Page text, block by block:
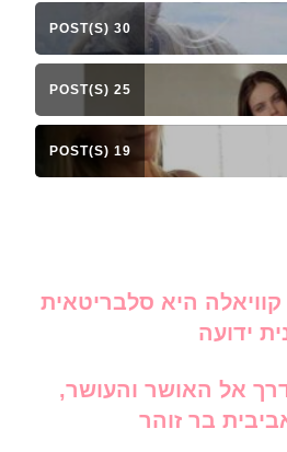
30 POST(S)
25 POST(S)
19 POST(S)
קוויאלה היא סלבריטאית
ידועה
אל האושר והעושר,
בר זוהר